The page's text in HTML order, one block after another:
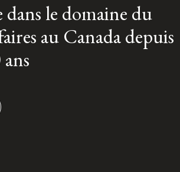
le domaine du
au Canada depuis